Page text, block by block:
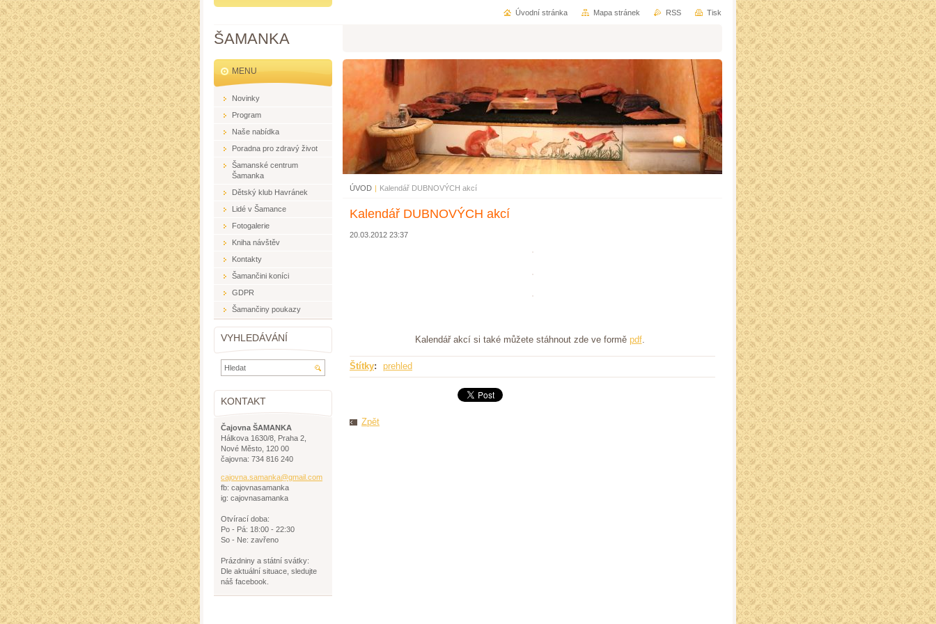
ŠAMANKA
ÚVOD | Kalendář DUBNOVÝCH akcí
Kalendář DUBNOVÝCH akcí
20.03.2012 23:37
Kalendář akcí si také můžete stáhnout zde ve formě pdf.
Štítky: prehled
Zpět
MENU
Novinky
Program
Naše nabídka
Poradna pro zdravý život
Šamanské centrum
Šamanka
Dětský klub Havránek
Lidé v Šamance
Fotogalerie
Kniha návštěv
Kontakty
Šamančini koníci
GDPR
Šamančiny poukazy
VYHLEDÁVÁNÍ
KONTAKT
Čajovna ŠAMANKA
Hálkova 1630/8, Praha 2,
Nové Město, 120 00
čajovna: 734 816 240
cajovna. samanka@gmail.com
fb: cajovnasamanka
ig: cajovnasamanka
Otvírací doba:
Po - Pá: 18:00 - 22:30
So - Ne: zavřeno
Prázdniny a státní svátky:
Dle aktuální situace, sledujte
náš facebook.
Úvodní stránka Mapa stránek RSS Tisk